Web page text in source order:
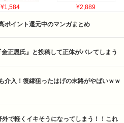
¥1,584 ¥2,889
ポイント還元中のマンガまとめ
正恩氏』と投稿して正体がバレてしまう
介入！復縁狙ったはげの末路がやばいｗｗ
外で軽くイキそうになってしまう！！これ